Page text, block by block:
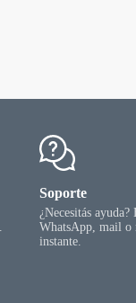
Soporte
¿Necesitás
WhatsApp, mail o
instante.